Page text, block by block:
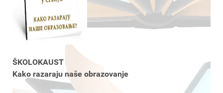
ŠKOLOKAUST
Kako razaraju naše obrazovanje